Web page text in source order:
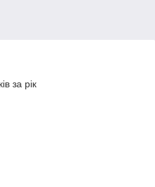
за рік